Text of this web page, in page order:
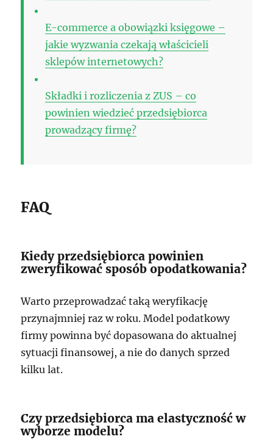
E-commerce a obowiązki księgowe –
jakie wyzwania czekają właścicieli
sklepów internetowych?
Składki i rozliczenia z ZUS – co
powinien wiedzieć przedsiębiorca
prowadzący firmę?
FAQ
Kiedy przedsiębiorca powinien
zweryfikować sposób opodatkowania?
Warto przeprowadzać taką weryfikację
przynajmniej raz w roku. Model podatkowy
firmy powinna być dopasowana do aktualnej
sytuacji finansowej, a nie do danych sprzed
kilku lat.
Czy przedsiębiorca ma elastyczność w
wyborze modelu?